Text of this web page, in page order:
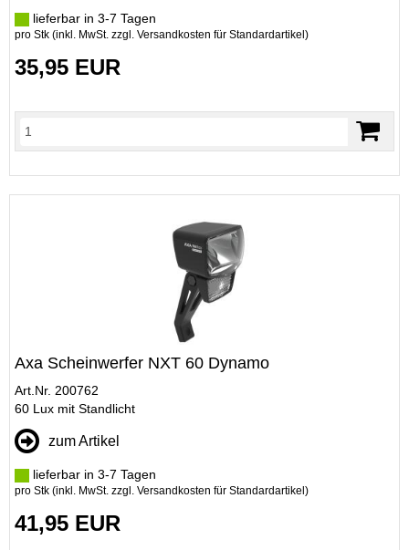
lieferbar in 3-7 Tagen
pro Stk (inkl. MwSt. zzgl. Versandkosten für Standardartikel )
35,95 EUR
Axa Scheinwerfer NXT 60 Dynamo
Art.Nr. 200762
60 Lux mit Standlicht
zum Artikel
lieferbar in 3-7 Tagen
pro Stk (inkl. MwSt. zzgl. Versandkosten für Standardartikel )
41,95 EUR